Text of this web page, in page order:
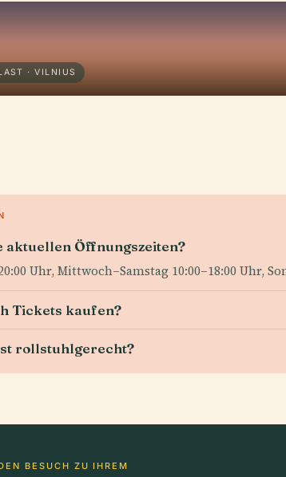
· VILNIUS
aktuellen Öffnungszeiten?
Uhr, Mittwoch–Samstag 10:00–18:00 Uhr,
Tickets kaufen?
rollstuhlgerecht?
BESUCH ZU IHREM